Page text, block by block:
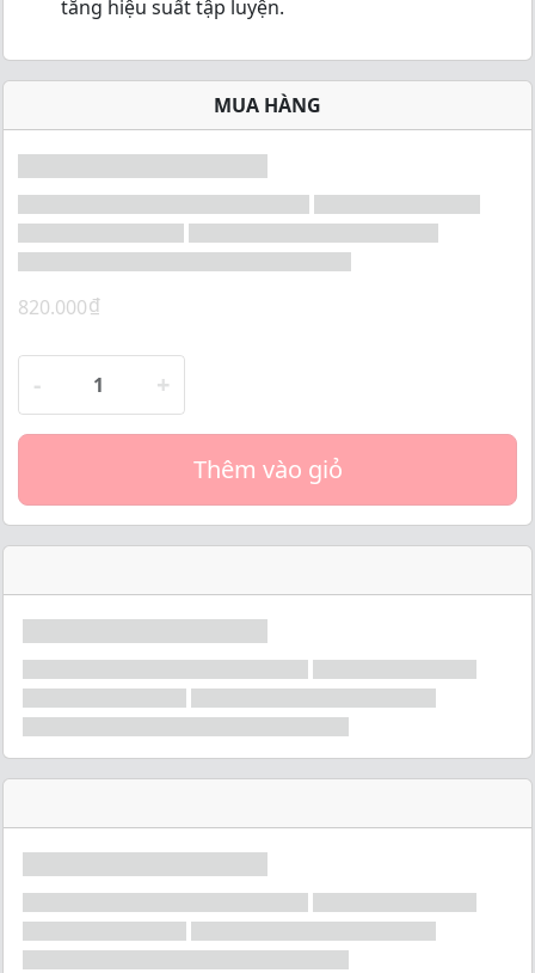
tăng hiệu suất tập luyện.
MUA HÀNG
820.000₫
- +
Thêm vào giỏ